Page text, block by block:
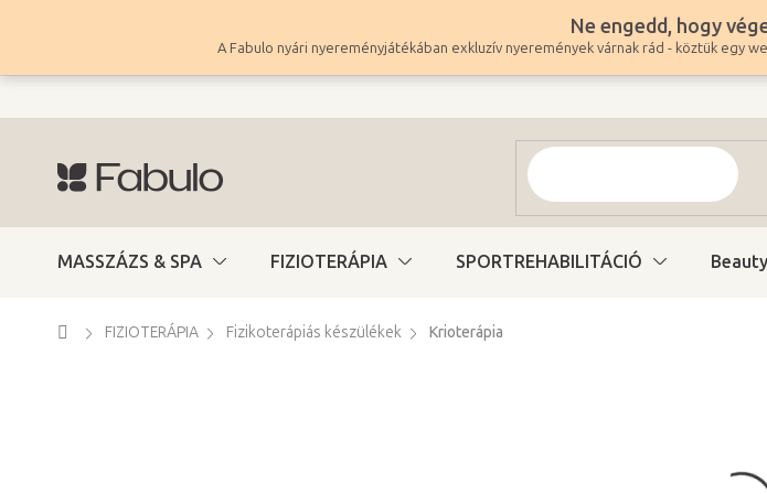
tartalomhoz
Ne engedd, hogy
A Fabulo nyári nyereményjátékában exkluzív nyeremények várnak rád - köztük egy
MASSZÁZS & SPA FIZIOTERÁPIA SPORTREHABILITÁCIÓ Beauty
Kezdőlap
FIZIOTERÁPIA Fizikoterápiás készülékek Krioterápia